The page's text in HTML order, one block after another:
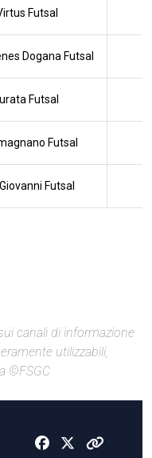
Futsal
Dogana Futsal
Futsal
Futsal
Futsal
canali di informazione
utilizzabili,
©FSGC